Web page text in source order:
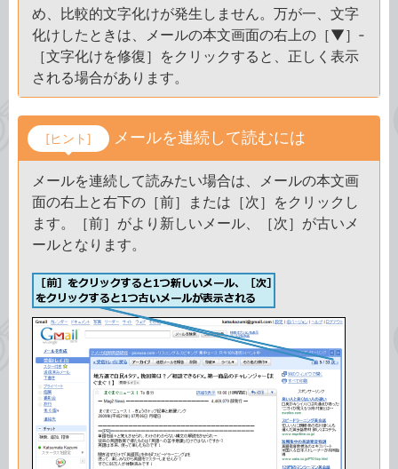
め、比較的文字化けが発生しません。万が一、文字
化けしたときは、メールの本文画面の右上の［▼］‐
［文字化けを修復］をクリックすると、正しく表示
される場合があります。
[ヒント] メールを連続して読むには
メールを連続して読みたい場合は、メールの本文画
面の右上と右下の［前］または［次］をクリックし
ます。［前］がより新しいメール、［次］が古いメ
ールとなります。